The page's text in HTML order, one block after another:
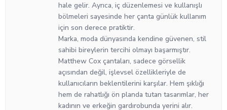
hale gelir. Ayrıca, iç düzenlemesi ve kullanışlı
bölmeleri sayesinde her çanta günlük kullanım
için son derece pratiktir.
Marka, moda dünyasında kendine güvenen, stil
sahibi bireylerin tercihi olmayı başarmıştır.
Matthew Cox çantaları, sadece görsellik
açısından değil, işlevsel özellikleriyle de
kullanıcıların beklentilerini karşılar. Hem şıklığı
hem de rahatlığı ön planda tutan tasarımlar, her
kadının ve erkeğin gardırobunda yerini alır.